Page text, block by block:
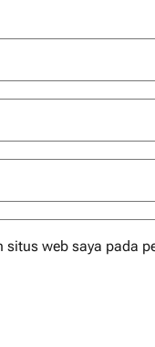
web saya pada